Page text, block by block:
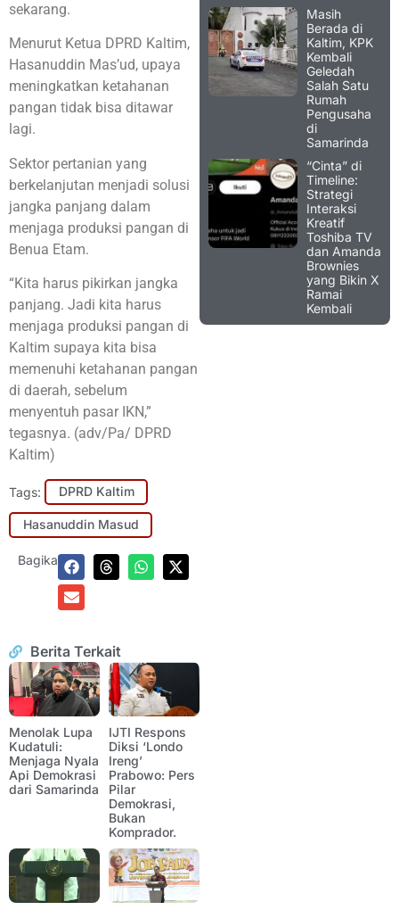
sekarang.
Menurut Ketua DPRD Kaltim,
Hasanuddin Mas’ud, upaya
meningkatkan ketahanan
pangan tidak bisa ditawar
lagi.
Sektor pertanian yang
berkelanjutan menjadi solusi
jangka panjang dalam
menjaga produksi pangan di
Benua Etam.
“Kita harus pikirkan jangka
panjang. Jadi kita harus
menjaga produksi pangan di
Kaltim supaya kita bisa
memenuhi ketahanan pangan
di daerah, sebelum
menyentuh pasar IKN,”
tegasnya. (adv/Pa/ DPRD
Kaltim)
Tags: DPRD Kaltim
Hasanuddin Masud
Bagikan:
Berita Terkait
Menolak Lupa
Kudatuli:
Menjaga Nyala
Api Demokrasi
dari Samarinda
IJTI Respons
Diksi ‘Londo
Ireng’
Prabowo: Pers
Pilar
Demokrasi,
Bukan
Komprador.
Masih
Berada di
Kaltim, KPK
Kembali
Geledah
Salah Satu
Rumah
Pengusaha
di
Samarinda
“Cinta” di
Timeline:
Strategi
Interaksi
Kreatif
Toshiba TV
dan Amanda
Brownies
yang Bikin X
Ramai
Kembali